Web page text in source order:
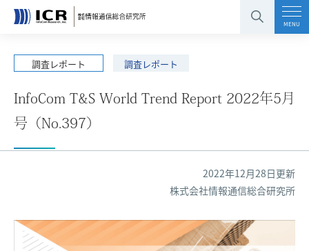
MENU
調査レポート 調査レポート
InfoCom T&S World Trend Report 2022年5月
号（No.397）
2022年12月28日更新
株式会社情報通信総合研究所